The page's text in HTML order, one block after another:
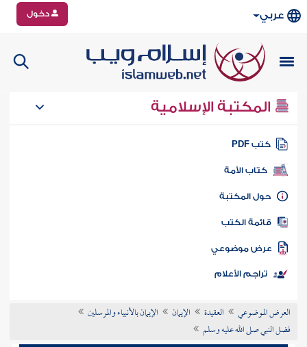
عربي دخول
المكتبة الإسلامية
كتب PDF
كتاب الأمة
المكتبة
الكتب
موضوعي
تراجم الأعلام
العرض الموضوعي العقيدة الإيمان
الإيمان بالأنبياء والمرسلين
فضل النبي صلى الله عليه وسلم